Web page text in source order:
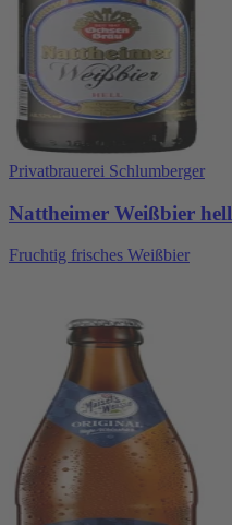
Privatbrauerei Schlumberger
Nattheimer Weißbier hell
Fruchtig frisches Weißbier